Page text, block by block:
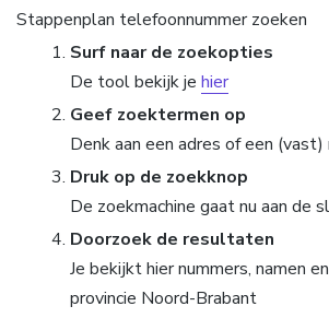
Stappenplan telefoonnummer zoeken
Surf naar de zoekopties
De tool bekijk je hier
Geef zoektermen op
Denk aan een adres of een (vast)
Druk op de zoekknop
De zoekmachine gaat nu aan de
Doorzoek de resultaten
Je bekijkt hier nummers, namen
provincie Noord-Brabant